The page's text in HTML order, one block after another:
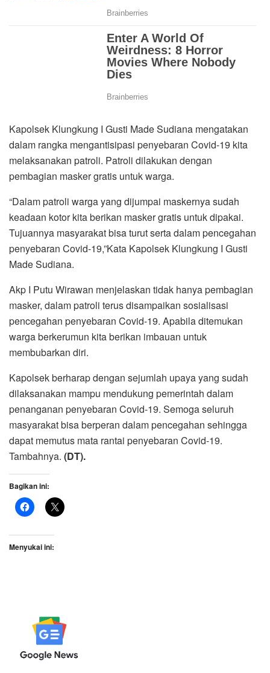
Kapolsek Klungkung I Gusti Made Sudiana mengatakan
dalam rangka mengantisipasi penyebaran Covid-19 kita
melaksanakan patroli. Patroli dilakukan dengan
pembagian masker gratis untuk warga.
“Dalam patroli warga yang dijumpai maskernya sudah
keadaan kotor kita berikan masker gratis untuk dipakai.
Tujuannya masyarakat bisa turut serta dalam pencegahan
penyebaran Covid-19,”Kata Kapolsek Klungkung I Gusti
Made Sudiana.
Akp I Putu Wirawan menjelaskan tidak hanya pembagian
masker, dalam patroli terus disampaikan sosialisasi
pencegahan penyebaran Covid-19. Apabila ditemukan
warga berkerumun kita berikan imbauan untuk
membubarkan diri.
Kapolsek berharap dengan sejumlah upaya yang sudah
dilaksanakan mampu mendukung pemerintah dalam
penanganan penyebaran Covid-19. Semoga seluruh
masyarakat bisa berperan dalam pencegahan sehingga
dapat memutus mata rantai penyebaran Covid-19.
Tambahnya. (DT).
Bagikan ini:
Menyukai ini: